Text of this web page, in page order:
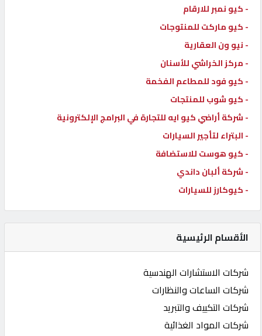
QHOST
- كيو نمبر للارقام
- كيو ماركت للمنتوجات
- نيو ون العقارية
- مركز الخراشي للأسنان
- كيو فود للمطاعم الفخمة
- كيو شوب للمنتجات
- شركة أراضي كيو ايه للتجارة في البرامج الإلكترونية
- البتراء لتأجير السيارات
- كيو هوست للاستضافة
- شركة ألبان داندي
- كيوكارز للسيارات
الأقسام الرئيسية
شركات الاستشارات الهندسية
شركات الساعات والنظارات
شركات التكييف والتبريد
شركات المواد الغذائية